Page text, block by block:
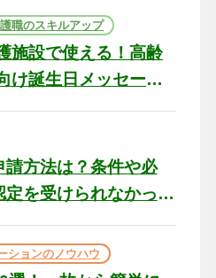
職のスキルアップ
施設で使える！高齢
け誕生日メッセージ
請方法は？条件や必
定を受けられなかっ
ションのノウハウ